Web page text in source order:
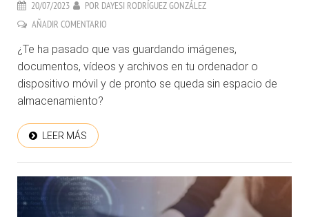
20/07/2023 POR DAYESI RODRÍGUEZ GONZÁLEZ
AÑADIR COMENTARIO
¿Te ha pasado que vas guardando imágenes,
documentos, vídeos y archivos en tu ordenador o
dispositivo móvil y de pronto se queda sin espacio de
almacenamiento?
LEER MÁS